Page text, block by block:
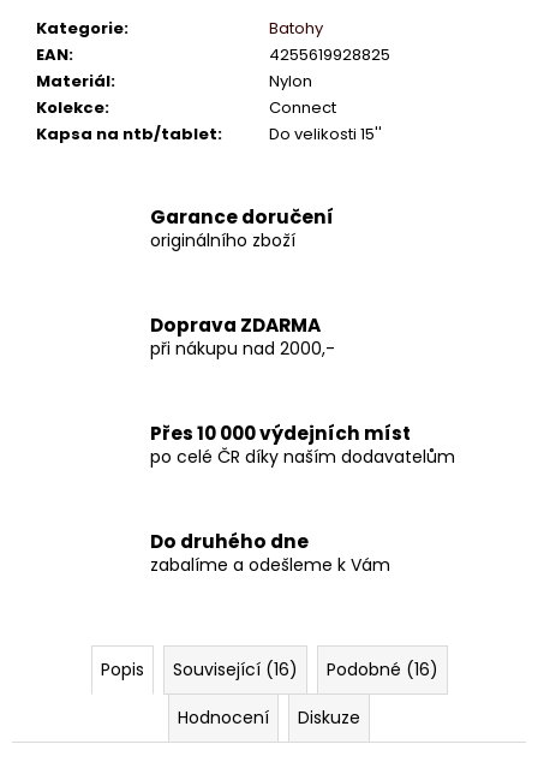
Kategorie:
Batohy
EAN:
4255619928825
Materiál:
Nylon
Kolekce:
Connect
Kapsa na ntb/tablet: Do velikosti 15''
Garance doručení
originálního zboží
Doprava ZDARMA
při nákupu nad 2000,-
Přes 10 000 výdejních míst
po celé ČR díky naším dodavatelům
Do druhého dne
zabalíme a odešleme k Vám
Popis Související (16)
Podobné (16)
Hodnocení
Diskuze